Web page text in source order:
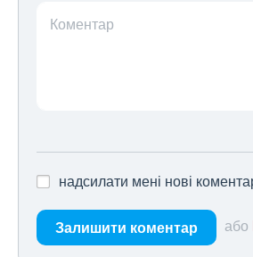
Коментар
надсилати мені нові
Залишити коментар або